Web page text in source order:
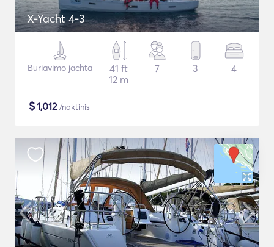
X-Yacht 4-3
Buriavimo jachta
41 ft
12 m
7 3 4
$1,012/naktinis